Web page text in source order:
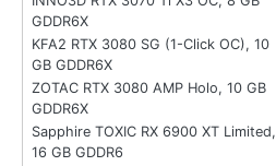
GDDR6X
KFA2 RTX 3080 SG (1-Click OC), 10
GB GDDR6X
ZOTAC RTX 3080 AMP Holo, 10 GB
GDDR6X
Sapphire TOXIC RX 6900 XT Limited,
16 GB GDDR6